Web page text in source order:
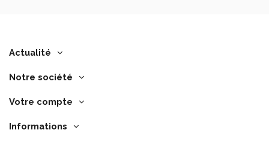
Actualité
Notre société
Votre compte
Informations